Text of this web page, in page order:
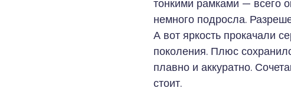
тонкими рамками — всего
немного подросла.
А вот яркость прокачали
поколения. Плюс
плавно и аккуратно.
стоит.